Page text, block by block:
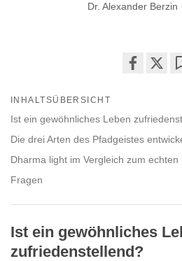
Dr. Alexander Berzin
facebook
INHALTSÜBERSICHT
Ist ein gewöhnliches Leben
Die drei Arten des Pfadgeistes
Dharma light im Vergleich zum echten
Fragen
Ist ein gewöhnliches
zufriedenstellend?